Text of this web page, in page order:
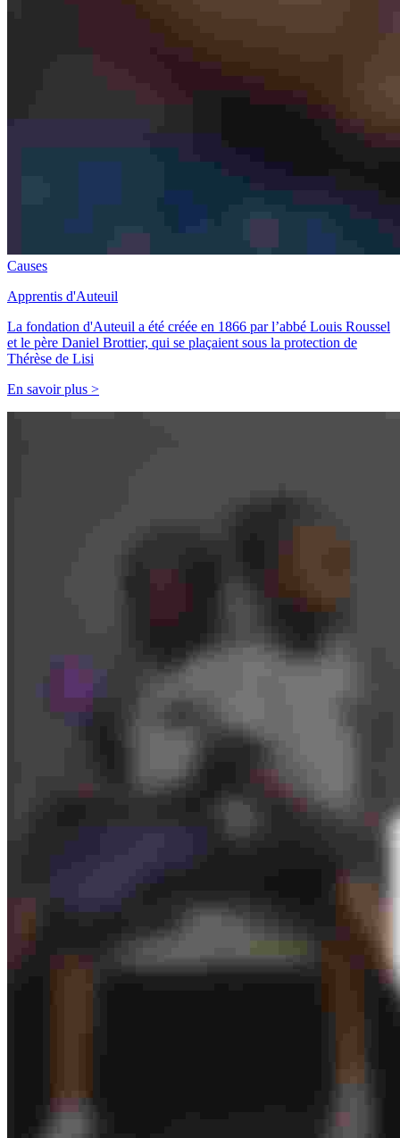
Causes
Apprentis d'Auteuil
La fondation d'Auteuil a été créée en 1866 par l’abbé Louis Roussel
et le père Daniel Brottier, qui se plaçaient sous la protection de
Thérèse de Lisi
En savoir plus >